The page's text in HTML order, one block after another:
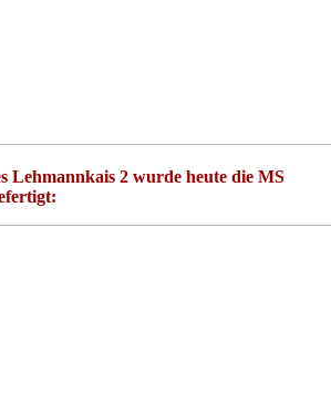
Lehmannkais 2 wurde heute die MS